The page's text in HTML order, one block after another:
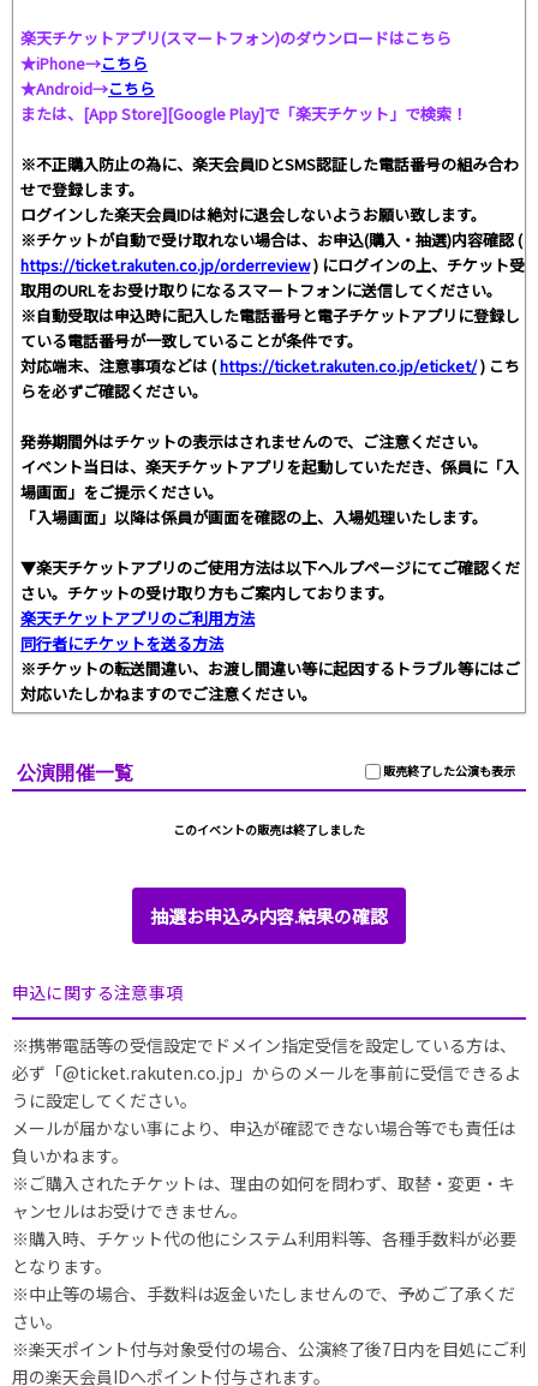
楽天チケットアプリ(スマートフォン)のダウンロードはこちら
★iPhone→こちら
★Android→こちら
または、[App Store][Google Play]で「楽天チケット」で検索！
※不正購入防止の為に、楽天会員IDとSMS認証した電話番号の組み合わ
せで登録します。
ログインした楽天会員IDは絶対に退会しないようお願い致します。
※チケットが自動で受け取れない場合は、お申込(購入・抽選)内容確認 (
https://ticket.rakuten.co.jp/orderreview) にログインの上、チケット受
取用のURLをお受け取りになるスマートフォンに送信してください。
※自動受取は申込時に記入した電話番号と電子チケットアプリに登録し
ている電話番号が一致していることが条件です。
対応端末、注意事項などは (https://ticket.rakuten.co.jp/eticket/) こち
らを必ずご確認ください。
発券期間外はチケットの表示はされませんので、ご注意ください。
イベント当日は、楽天チケットアプリを起動していただき、係員に「入
場画面」をご提示ください。
「入場画面」以降は係員が画面を確認の上、入場処理いたします。
▼楽天チケットアプリのご使用方法は以下ヘルプページにてご確認くだ
さい。チケットの受け取り方もご案内しております。
楽天チケットアプリのご利用方法
同行者にチケットを送る方法
※チケットの転送間違い、お渡し間違い等に起因するトラブル等にはご
対応いたしかねますのでご注意ください。
販売終了した公演も表示
公演開催一覧
このイベントの販売は終了しました
抽選お申込み内容.結果の確認
申込に関する注意事項
※携帯電話等の受信設定でドメイン指定受信を設定している方は、
必ず「@ticket.rakuten.co.jp」からのメールを事前に受信できるよ
うに設定してください。
メールが届かない事により、申込が確認できない場合等でも責任は
負いかねます。
※ご購入されたチケットは、理由の如何を問わず、取替・変更・キ
ャンセルはお受けできません。
※購入時、チケット代の他にシステム利用料等、各種手数料が必要
となります。
※中止等の場合、手数料は返金いたしませんので、予めご了承くだ
さい。
※楽天ポイント付与対象受付の場合、公演終了後7日内を目処にご利
用の楽天会員IDへポイント付与されます。